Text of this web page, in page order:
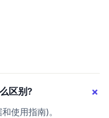
区别?
使用指南)。